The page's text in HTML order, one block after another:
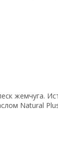
жемчуга.
Natural